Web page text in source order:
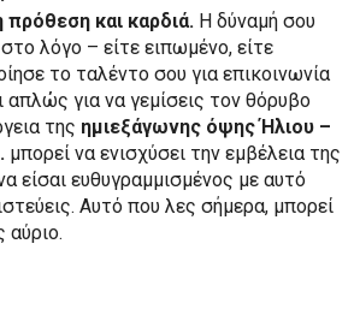
και καρδιά. Η δύναμή σου
λόγο – είτε ειπωμένο, είτε
το ταλέντο σου για επικοινωνία
απλώς για να γεμίσεις τον θόρυβο
της ημιεξάγωνης όψης Ήλιου –
μπορεί να ενισχύσει την εμβέλεια της
είσαι ευθυγραμμισμένος με αυτό
Αυτό που λες σήμερα, μπορεί
αύριο.